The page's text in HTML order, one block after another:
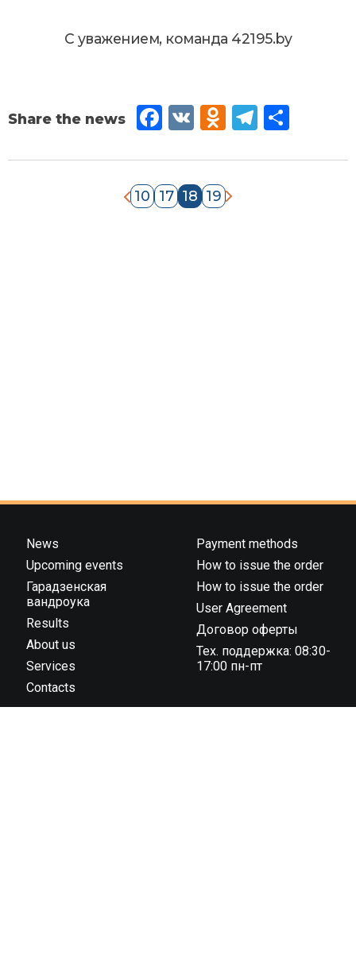
С уважением, команда 42195.by
Fac
k
VK
Od
ssn
Tel
« 10 17 18 19 »
News
Upcoming events
Гарадзенская
вандроука
Results
About us
Services
Contacts
Payment methods
How to issue the order
How to issue the order
User Agreement
Договор оферты
Тех. поддержка: 08:30-
17:00 пн-пт